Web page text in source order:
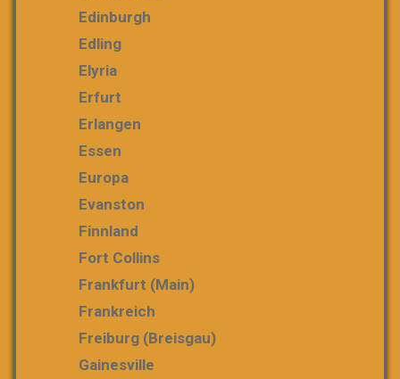
Edinburgh
Edling
Elyria
Erfurt
Erlangen
Essen
Europa
Evanston
Finnland
Fort Collins
Frankfurt (Main)
Frankreich
Freiburg (Breisgau)
Gainesville